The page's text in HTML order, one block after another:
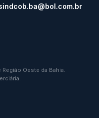
Oeste da Bahia.